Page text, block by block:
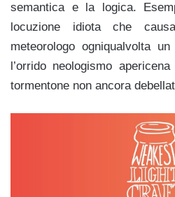
semantica e la logica.
locuzione idiota che
meteorologo ogniqualvolta
l’orrido neologismo
tormentone non ancora